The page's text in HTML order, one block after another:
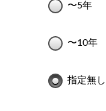
〜5年
〜10年
指定無し